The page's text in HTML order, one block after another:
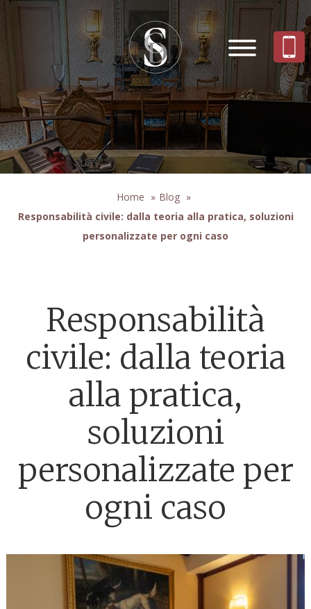
Home » Blog »
Responsabilità civile: dalla teoria alla pratica, soluzioni
personalizzate per ogni caso
Responsabilità
civile: dalla teoria
alla pratica,
soluzioni
personalizzate per
ogni caso